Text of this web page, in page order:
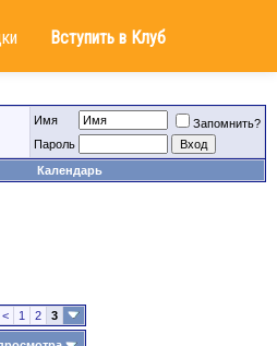
Вступить в Клуб
Имя
Запомнить?
Пароль
Календарь
< 1 2 3